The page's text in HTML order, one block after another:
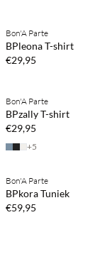
NEWS
Bon'A Parte
BPleona T-shirt
€29,95
NEWS
Bon'A Parte
BPzally T-shirt
€29,95
+5
NEWS
Bon'A Parte
BPkora Tuniek
€59,95